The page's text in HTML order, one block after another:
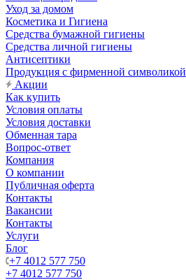
Уход за домом
Косметика и Гигиена
Средства бумажной гигиены
Средства личной гигиены
Антисептики
Продукция с фирменной символикой
Акции
Как купить
Условия оплаты
Условия доставки
Обменная тара
Вопрос-ответ
Компания
О компании
Публичная оферта
Контакты
Вакансии
Контакты
Услуги
Блог
+7 4012 577 750
+7 4012 577 750